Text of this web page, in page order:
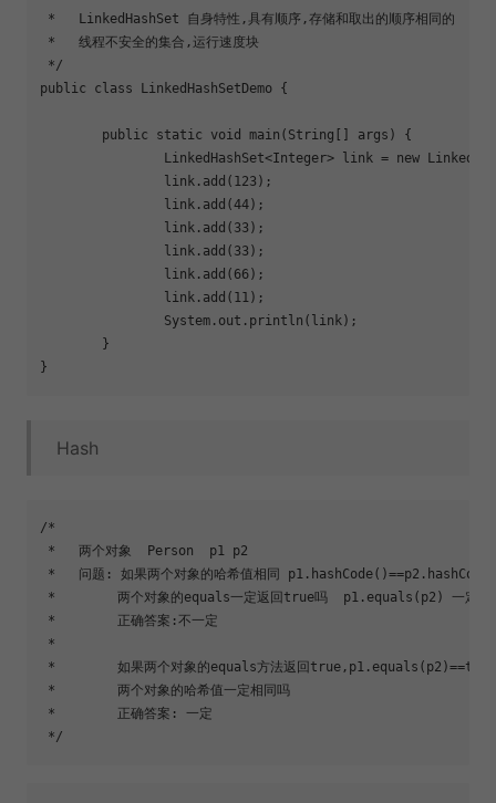
*   LinkedHashSet 自身特性,具有顺序,存储和取出的顺序相同的
*   线程不安全的集合,运行速度块
*/
public class LinkedHashSetDemo {
Hash
/*
*   两个对象  Person  p1 p2
*   问题: 如果两个对象的哈希值相同
*        两个对象的equals一定返回 true吗  p1.equals(p2) 一定是
*        正确答案:不一定
*
*        如果两个对象的equals方法返回 true ,p1.equals(p2)==true
*        两个对象的哈希值一定相同吗
*        正确答案: 一定